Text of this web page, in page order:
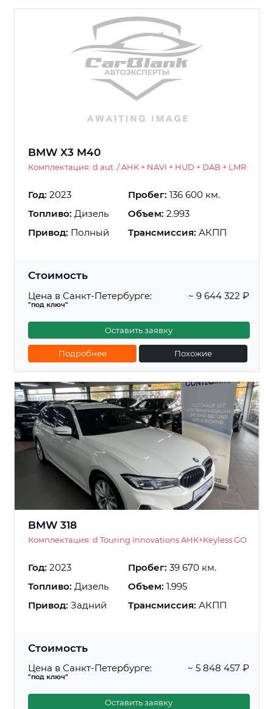
BMW X3 M40
Комплектация: d aut. / AHK + NAVI + HUD + DAB + LMR
Год: 2023 Пробег: 136 600 км.
Топливо: Дизель Объем: 2.993
Привод: Полный Трансмиссия: АКПП
Стоимость
Цена в Санкт-Петербурге:
"под ключ"
~ 9 644 322 ₽
Оставить заявку
Подробнее Похожие
BMW 318
Комплектация: d Touring Innovations AHK+Keyless GO
Год: 2023 Пробег: 39 670 км.
Топливо: Дизель Объем: 1.995
Привод: Задний Трансмиссия: АКПП
Стоимость
Цена в Санкт-Петербурге:
"под ключ"
~ 5 848 457 ₽
Оставить заявку